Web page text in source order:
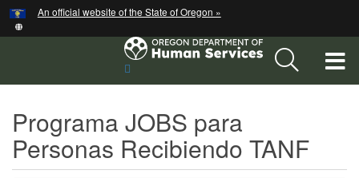
Skip
to
content
An official website of the State of Oregon »
de
Programa JOBS para
Personas Recibiendo TANF
Hidden Submit